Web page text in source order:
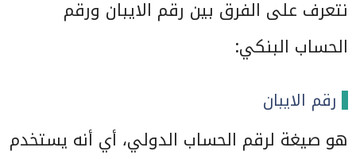
نتعرف على الفرق بين رقم الايبان ورقم
الحساب البنكي:
رقم الايبان
هو صيغة لرقم الحساب الدولي، أي أنه يستخدم